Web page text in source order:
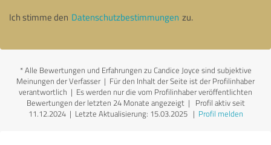
Ich stimme den Datenschutzbestimmungen zu.
*Alle Bewertungen und Erfahrungen zu Candice Joyce sind subjektive
Meinungen der Verfasser | Für den Inhalt der Seite ist der Profilinhaber
verantwortlich | Es werden nur die vom Profilinhaber veröffentlichten
Bewertungen der letzten 24 Monate angezeigt | Profil aktiv seit
11.12.2024 | Letzte Aktualisierung: 15.03.2025| Profil melden